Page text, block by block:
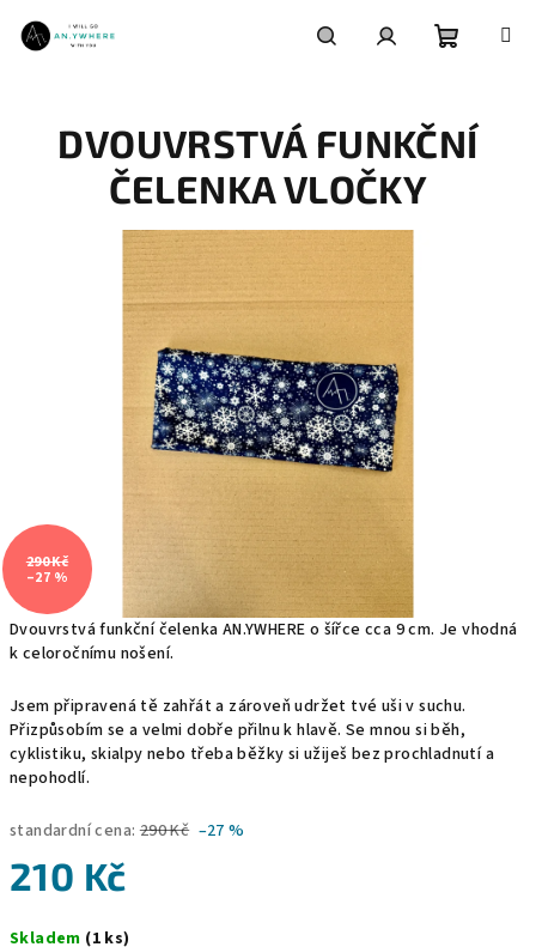
obsah
košík
Dvouvrstvá funkční čelenka AN.YWHERE o šířce cca 9 cm. Je vhodná
k celoročnímu nošení.
Jsem připravená tě zahřát a zároveň udržet tvé uši v suchu.
Přizpůsobím se a velmi dobře přilnu k hlavě. Se mnou si běh,
cyklistiku, skialpy nebo třeba běžky si užiješ bez prochladnutí a
nepohodlí.
standardní cena: 290 Kč –27 %
210 Kč
cena:
Skladem (1 ks)
DVOUVRSTVÁ FUNKČNÍ
ČELENKA VLOČKY
290 Kč
–27 %